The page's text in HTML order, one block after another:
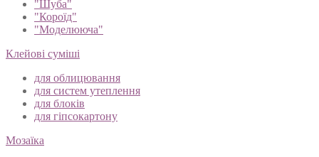
"Шуба"
"Короїд"
"Моделююча"
Клейові суміші
для облицювання
для систем утеплення
для блоків
для гіпсокартону
Мозаїка